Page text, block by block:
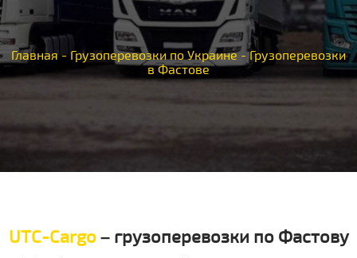
Главная- Грузоперевозки по Украине-Грузоперевозки
в Фастове
UTC-Cargo– грузоперевозки по Фастову